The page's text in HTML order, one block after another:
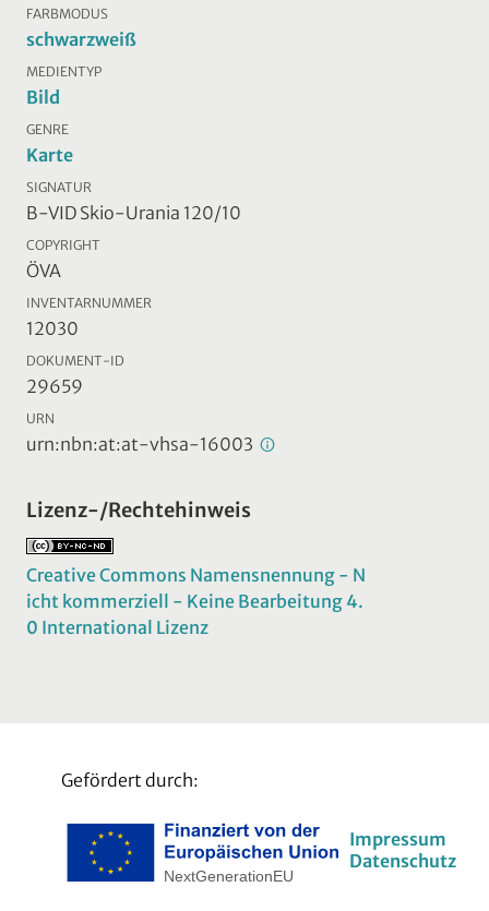
FARBMODUS
schwarzweiß
MEDIENTYP
Bild
GENRE
Karte
SIGNATUR
B-VID Skio-Urania 120/10
COPYRIGHT
ÖVA
INVENTARNUMMER
12030
DOKUMENT-ID
29659
URN
urn:nbn:at:at-vhsa-16003
Lizenz-/Rechtehinweis
Creative Commons Namensnennung - N
icht kommerziell - Keine Bearbeitung 4.
0 International Lizenz
Gefördert durch:
Impressum
Datenschutz